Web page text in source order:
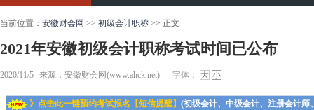
当前位置： 安徽财会网 >> 初级会计职称 >> 正文
2021年安徽初级会计职称考试时间已公布
2020/11/5 来源：安徽财会网(www.ahck.net) 字体： 大 小
》点击此一键预约考试报名【短信提醒】 (初级会计、中级会计、注册会计